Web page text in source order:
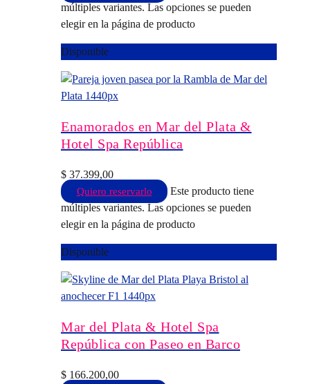
múltiples variantes. Las opciones se pueden
elegir en la página de producto
Disponible
Enamorados en Mar del Plata &
Hotel Spa República
$ 37.399,00
Quiero reservarlo
Este producto tiene
múltiples variantes. Las opciones se pueden
elegir en la página de producto
Disponible
Mar del Plata & Hotel Spa
República con Paseo en Barco
$ 166.200,00